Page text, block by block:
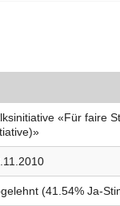
«Für faire
(41.54% Ja-